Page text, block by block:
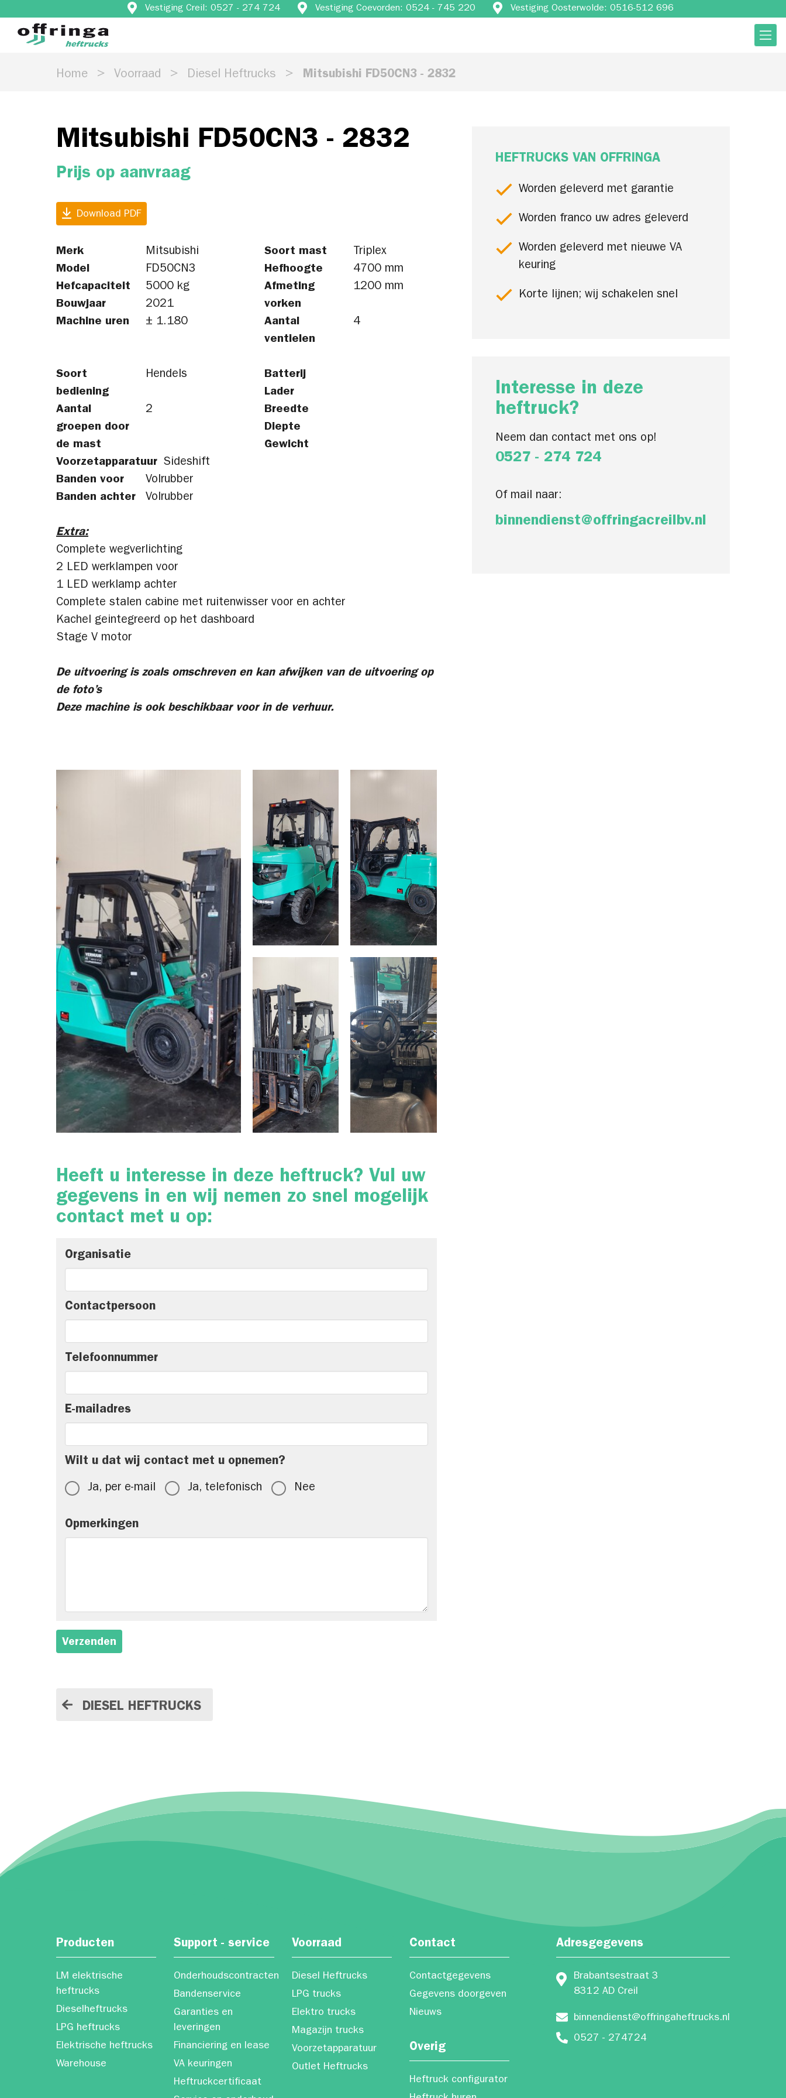
Vestiging Creil: 0527 - 274 724 Vestiging Coevorden: 0524 - 745 220 Vestiging Oosterwolde: 0516-512 696
Home Voorraad Diesel Heftrucks Mitsubishi FD50CN3 - 2832
Mitsubishi FD50CN3 - 2832
Prijs op aanvraag
Download PDF
Merk
Mitsubishi
Model
FD50CN3
Hefcapaciteit
5000 kg
Bouwjaar
2021
Machine uren
± 1.180
Soort mast
Triplex
Hefhoogte
4700 mm
Afmeting
vorken
1200 mm
Aantal
ventielen
4
Soort
bediening
Hendels
Aantal
groepen door
de mast
2
Voorzetapparatuur Sideshift
Banden voor
Volrubber
Banden achter
Volrubber
Batterij
Lader
Breedte
Diepte
Gewicht
Extra:
Complete wegverlichting
2 LED werklampen voor
1 LED werklamp achter
Complete stalen cabine met ruitenwisser voor en achter
Kachel geintegreerd op het dashboard
Stage V motor
De uitvoering is zoals omschreven en kan afwijken van de uitvoering op
de foto’s
Deze machine is ook beschikbaar voor in de verhuur.
HEFTRUCKS VAN OFFRINGA
Worden geleverd met garantie
Worden franco uw adres geleverd
Worden geleverd met nieuwe VA
keuring
Korte lijnen; wij schakelen snel
Interesse in deze
heftruck?
Neem dan contact met ons op!
0527 - 274 724
Of mail naar:
binnendienst@offringacreilbv.nl
Heeft u interesse in deze heftruck? Vul uw
gegevens in en wij nemen zo snel mogelijk
contact met u op:
Organisatie
Contactpersoon
Telefoonnummer
E-mailadres
Wilt u dat wij contact met u opnemen?
Ja, per e-mail Ja, telefonisch Nee
Opmerkingen
Verzenden
DIESEL HEFTRUCKS
Producten
LM elektrische
heftrucks
Dieselheftrucks
LPG heftrucks
Elektrische heftrucks
Warehouse
Support - service
Onderhoudscontracten
Bandenservice
Garanties en
leveringen
Financiering en lease
VA keuringen
Heftruckcertificaat
Voorraad
Diesel Heftrucks
LPG trucks
Elektro trucks
Magazijn trucks
Voorzetapparatuur
Outlet Heftrucks
Contact
Contactgegevens
Gegevens doorgeven
Nieuws
Overig
Heftruck configurator
Adresgegevens
Brabantsestraat 3
8312 AD Creil
binnendienst@offringaheftrucks.nl
0527 - 274724